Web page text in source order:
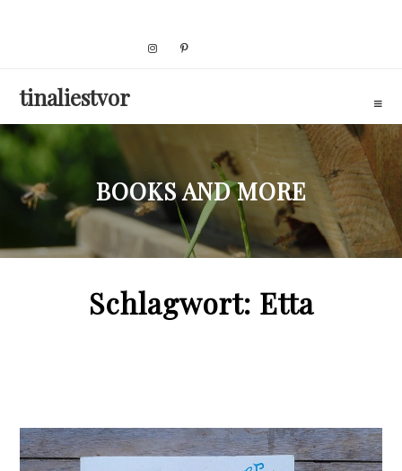
tinaliestvor
BOOKS AND MORE
Schlagwort: Etta